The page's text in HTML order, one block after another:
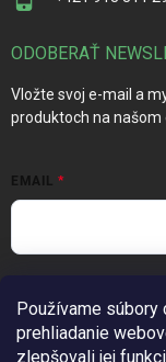
Používame súbory
prehliadanie
zlepšovali jej
ODOBERAŤ
Vložte svoj e-mail a
produktoch na našom
EMAIL
údajov
Prihlásiť sa